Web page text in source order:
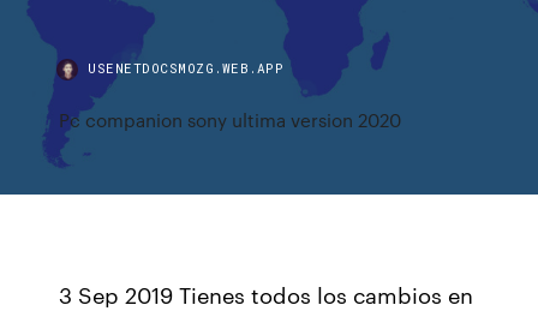
USENETDOCSMOZG.WEB.APP
Pc companion sony ultima version 2020
3 Sep 2019 Tienes todos los cambios en